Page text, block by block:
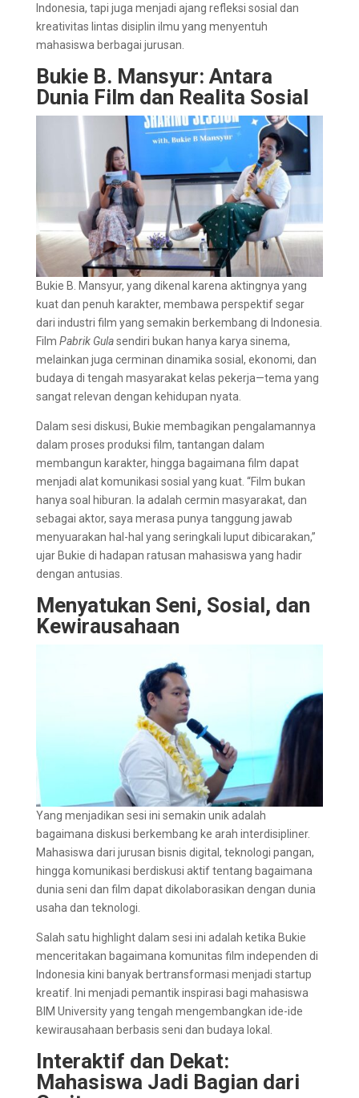
Indonesia, tapi juga menjadi ajang refleksi sosial dan
kreativitas lintas disiplin ilmu yang menyentuh
mahasiswa berbagai jurusan.
Bukie B. Mansyur: Antara
Dunia Film dan Realita Sosial
Bukie B. Mansyur, yang dikenal karena aktingnya yang
kuat dan penuh karakter, membawa perspektif segar
dari industri film yang semakin berkembang di Indonesia.
Film Pabrik Gulasendiri bukan hanya karya sinema,
melainkan juga cerminan dinamika sosial, ekonomi, dan
budaya di tengah masyarakat kelas pekerja—tema yang
sangat relevan dengan kehidupan nyata.
Dalam sesi diskusi, Bukie membagikan pengalamannya
dalam proses produksi film, tantangan dalam
membangun karakter, hingga bagaimana film dapat
menjadi alat komunikasi sosial yang kuat. “Film bukan
hanya soal hiburan. Ia adalah cermin masyarakat, dan
sebagai aktor, saya merasa punya tanggung jawab
menyuarakan hal-hal yang seringkali luput dibicarakan,”
ujar Bukie di hadapan ratusan mahasiswa yang hadir
dengan antusias.
Menyatukan Seni, Sosial, dan
Kewirausahaan
Yang menjadikan sesi ini semakin unik adalah
bagaimana diskusi berkembang ke arah interdisipliner.
Mahasiswa dari jurusan bisnis digital, teknologi pangan,
hingga komunikasi berdiskusi aktif tentang bagaimana
dunia seni dan film dapat dikolaborasikan dengan dunia
usaha dan teknologi.
Salah satu highlight dalam sesi ini adalah ketika Bukie
menceritakan bagaimana komunitas film independen di
Indonesia kini banyak bertransformasi menjadi startup
kreatif. Ini menjadi pemantik inspirasi bagi mahasiswa
BIM University yang tengah mengembangkan ide-ide
kewirausahaan berbasis seni dan budaya lokal.
Interaktif dan Dekat:
Mahasiswa Jadi Bagian dari